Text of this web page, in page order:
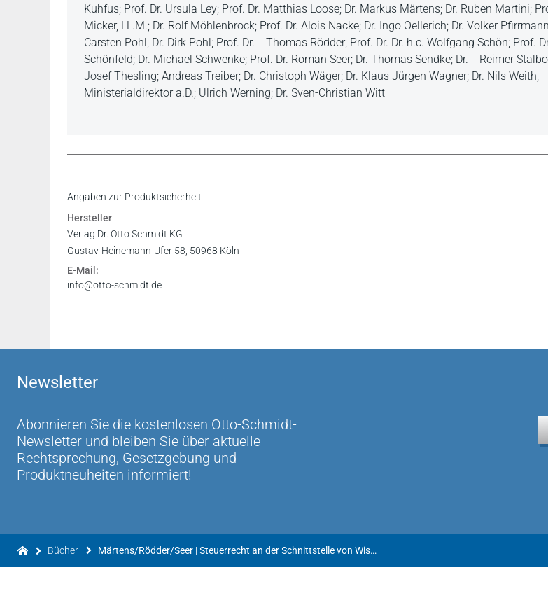
Kuhfus; Prof. Dr. Ursula Ley; Prof. Dr. Matthias Loose; Dr. Markus Märtens; Dr. Ruben Martini;
Micker, LL.M.; Dr. Rolf Möhlenbrock; Prof. Dr. Alois Nacke; Dr. Ingo Oellerich; Dr. Volker
Carsten Pohl; Dr. Dirk Pohl; Prof. Dr. Thomas Rödder; Prof. Dr. Dr. h.c. Wolfgang Schön; Prof.
Schönfeld; Dr. Michael Schwenke; Prof. Dr. Roman Seer; Dr. Thomas Sendke; Dr. Reimer
Josef Thesling; Andreas Treiber; Dr. Christoph Wäger; Dr. Klaus Jürgen Wagner; Dr. Nils Weith,
Ministerialdirektor a.D.; Ulrich Werning; Dr. Sven-Christian Witt
Angaben zur Produktsicherheit
Hersteller
Verlag Dr. Otto Schmidt KG
Gustav-Heinemann-Ufer 58, 50968 Köln
E-Mail:
info@otto-schmidt.de
Newsletter
Abonnieren Sie die kostenlosen Otto-Schmidt-
Newsletter und bleiben Sie über aktuelle
Rechtsprechung, Gesetzgebung und
Produktneuheiten informiert!
Bücher Märtens/Rödder/Seer | Steuerrecht an der Schnittstelle von Wissenschaft und Praxis